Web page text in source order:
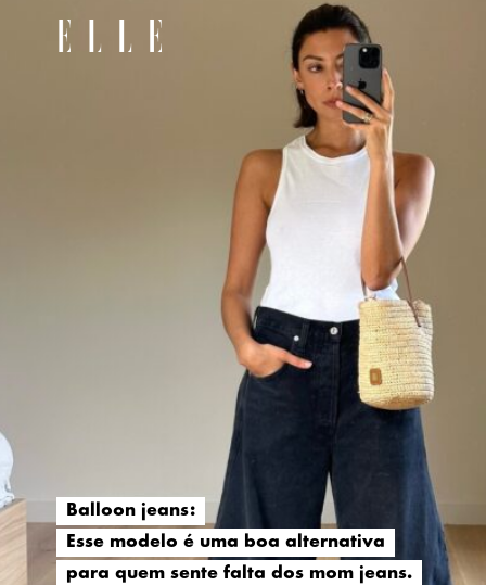
Balloon jeans:
Esse modelo é uma boa alternativa
para quem sente falta dos mom jeans.
Balloon jeans:
Esse modelo é uma boa alternativa
para quem sente falta dos mom jeans.